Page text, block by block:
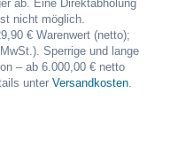
ab. Eine Direktabholung
nicht möglich.
€ Warenwert (netto);
Sperrige und lange
– ab 6.000,00 € netto
unter Versandkosten.